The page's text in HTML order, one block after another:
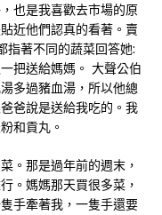
也是我喜歡去市場的原
近他們認真的看著。賣
指著不同的蔬菜回答她:
把送給媽媽。 大聲公伯
多過豬血湯，所以他總
爸說是送給我吃的。我
和貢丸。
。那是過年前的週末，
。媽媽那天買很多菜，
手牽著我，一隻手還要